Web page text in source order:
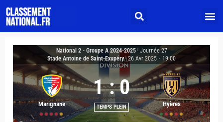
National 2 - Groupe A 2024-2025
Journée 27
Stade Antoine de Saint-Exupéry | 26 Avr 2025 - 19:00
Marignane
1 : 0
TEMPS PLEIN Hyères